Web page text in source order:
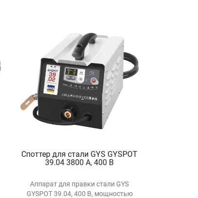
Споттер для стали GYS GYSPOT
39.04 3800 А, 400 В
Аппарат для правки стали GYS
GYSPOT 39.04, 400 В, мощностью